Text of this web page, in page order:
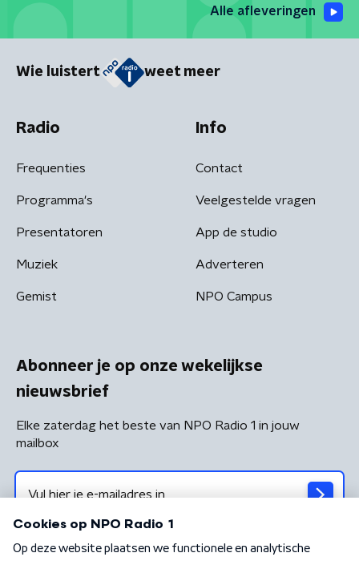
Alle afleveringen
Wie luistert weet meer
Radio
Frequenties
Programma's
Presentatoren
Muziek
Gemist
Info
Contact
Veelgestelde vragen
App de studio
Adverteren
NPO Campus
Abonneer je op onze wekelijkse
nieuwsbrief
Elke zaterdag het beste van NPO Radio 1 in jouw
mailbox